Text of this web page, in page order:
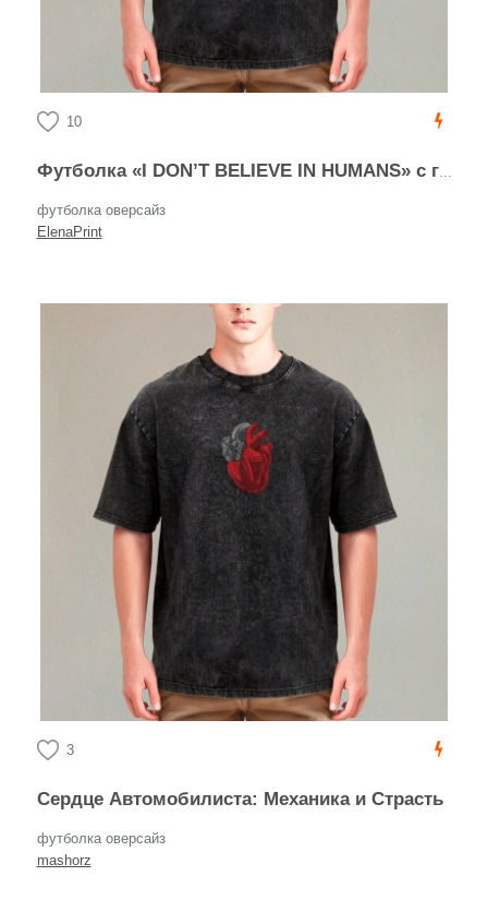
10
Футболка «I DON’T BELIEVE IN HUMANS» с графикой пришельца
футболка оверсайз
ElenaPrint
3
Сердце Автомобилиста: Механика и Страсть
футболка оверсайз
mashorz